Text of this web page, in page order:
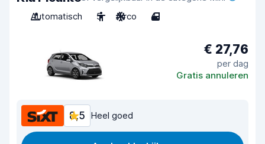
Automatisch
5 Airco 4
€ 27,76
per dag
Gratis annuleren
8,5 Heel goed